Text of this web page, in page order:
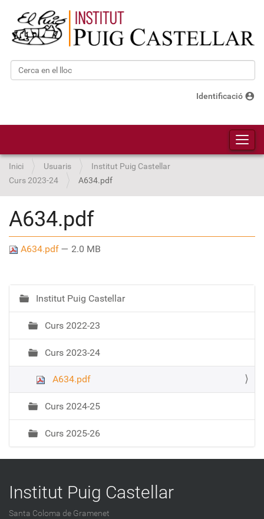
Cerca
Identificació account_circle
Inici Usuaris
Institut Puig Castellar
Curs 2023-24
A634.pdf
A634.pdf
A634.pdf — 2.0 MB
N
a
e
a
Institut Puig Castellar
Curs 2022-23
Curs 2023-24
A634.pdf
Curs 2024-25
Curs 2025-26
Institut Puig Castellar
Santa Coloma de Gramenet